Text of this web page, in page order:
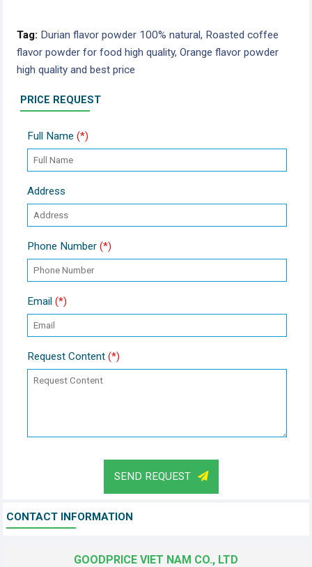
Tag: Durian flavor powder 100% natural, Roasted coffee
flavor powder for food high quality, Orange flavor powder
high quality and best price
PRICE REQUEST
Full Name (*)
Address
Phone Number (*)
Email (*)
Request Content (*)
SEND REQUEST
CONTACT INFORMATION
GOODPRICE VIET NAM CO., LTD